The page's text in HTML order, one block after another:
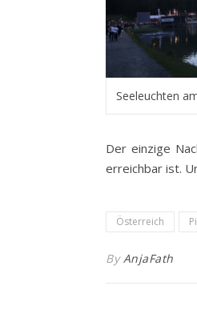
Seeleuchten
Der einzige
erreichbar ist.
Österreich
By AnjaFath